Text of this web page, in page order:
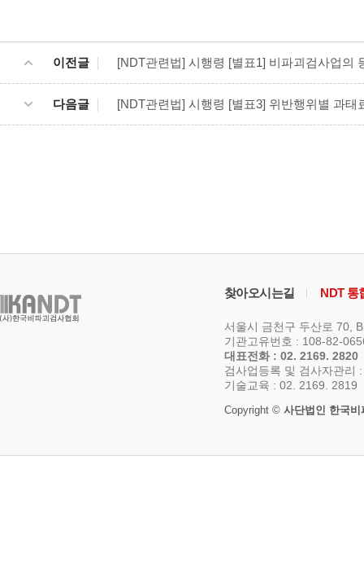
이전글 [NDT관련법] 시행령 [별표1] 비파괴검사업의
다음글 [NDT관련법] 시행령 [별표3] 위반행위별 과
찾아오시는길 NDT 통
서울시 금천구 두산로 70,
기관고유번호 : 108-82-
대표전화 : 02. 2169. 2820
검사업등록 및 검사자관리
기술교육 : 02. 2169. 2819
Copyright © 사단법인 한국